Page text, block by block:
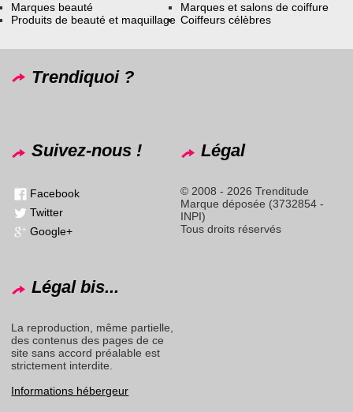
Marques beauté
Produits de beauté et maquillage
Marques et salons de coiffure
Coiffeurs célèbres
Trendiquoi ?
Suivez-nous !
Facebook
Twitter
Google+
Légal
© 2008 - 2026 Trenditude
Marque déposée (3732854 -
INPI)
Tous droits réservés
Légal bis...
La reproduction, même partielle,
des contenus des pages de ce
site sans accord préalable est
strictement interdite.
Informations hébergeur